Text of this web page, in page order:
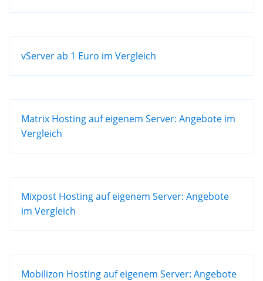
vServer ab 1 Euro im Vergleich
Matrix Hosting auf eigenem Server: Angebote im
Vergleich
Mixpost Hosting auf eigenem Server: Angebote
im Vergleich
Mobilizon Hosting auf eigenem Server: Angebote